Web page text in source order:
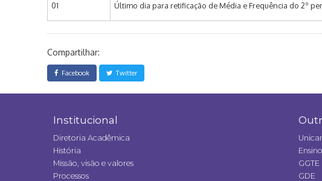
01 Último dia para retificação de Média e Frequência do 2º
Compartilhar:
Facebook Twitter
Institucional
Diretoria Acadêmica
História
Missão, visão e valores
Processos
GGTE
GDE